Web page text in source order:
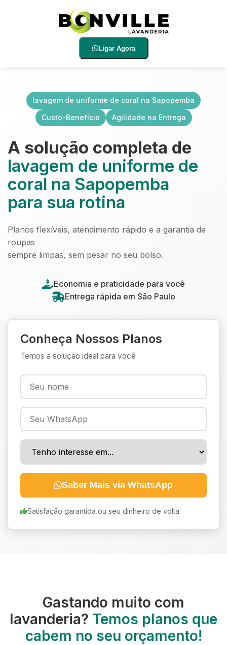
Ligar Agora
lavagem de uniforme de coral na Sapopemba
Custo-Benefício
Agilidade na Entrega
A solução completa de
lavagem de uniforme de
coral na Sapopemba
para sua rotina
Planos flexíveis, atendimento rápido e a garantia de
roupas
sempre limpas, sem pesar no seu bolso.
Economia e praticidade para você
Entrega rápida em São Paulo
Conheça Nossos Planos
Temos a solução ideal para você
Saber Mais via WhatsApp
Satisfação garantida ou seu dinheiro de volta
Gastando muito com
lavanderia? Temos planos que
cabem no seu orçamento!